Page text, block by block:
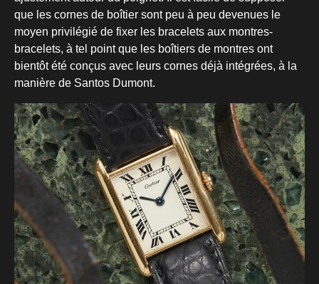
que les cornes de boîtier sont peu à peu devenues le
moyen privilégié de fixer les bracelets aux montres-
bracelets, à tel point que les boîtiers de montres ont
bientôt été conçus avec leurs cornes déjà intégrées, à la
manière de Santos Dumont.